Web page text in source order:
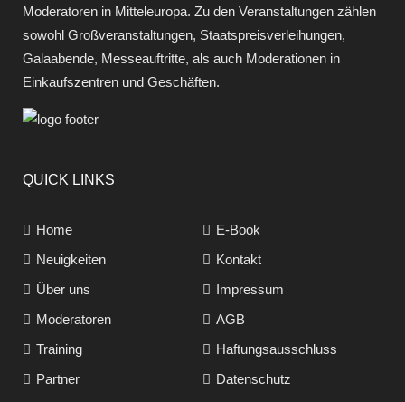
Moderatoren in Mitteleuropa. Zu den Veranstaltungen zählen
sowohl Großveranstaltungen, Staatspreisverleihungen,
Galaabende, Messeauftritte, als auch Moderationen in
Einkaufszentren und Geschäften.
QUICK LINKS
Home
E-Book
Neuigkeiten
Kontakt
Über uns
Impressum
Moderatoren
AGB
Training
Haftungsausschluss
Partner
Datenschutz